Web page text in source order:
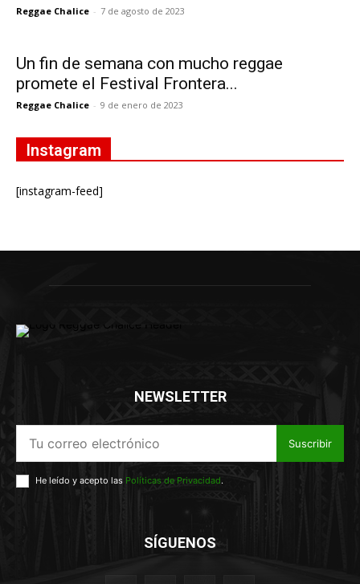
Reggae Chalice - 7 de agosto de 2023
Un fin de semana con mucho reggae
promete el Festival Frontera...
Reggae Chalice - 9 de enero de 2023
Instagram
[instagram-feed]
NEWSLETTER
Suscribir
He leído y acepto las Políticas de Privacidad.
SÍGUENOS